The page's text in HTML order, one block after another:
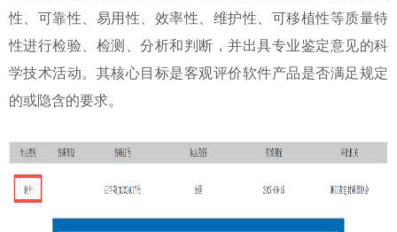
性、可靠性、易用性、效率性、维护性、可移植性等质量特
性进行检验、检测、分析和判断，并出具专业鉴定意见的科
学技术活动。其核心目标是客观评价软件产品是否满足规定
的或隐含的要求。